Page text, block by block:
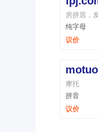
szu.com
神州游，深圳优